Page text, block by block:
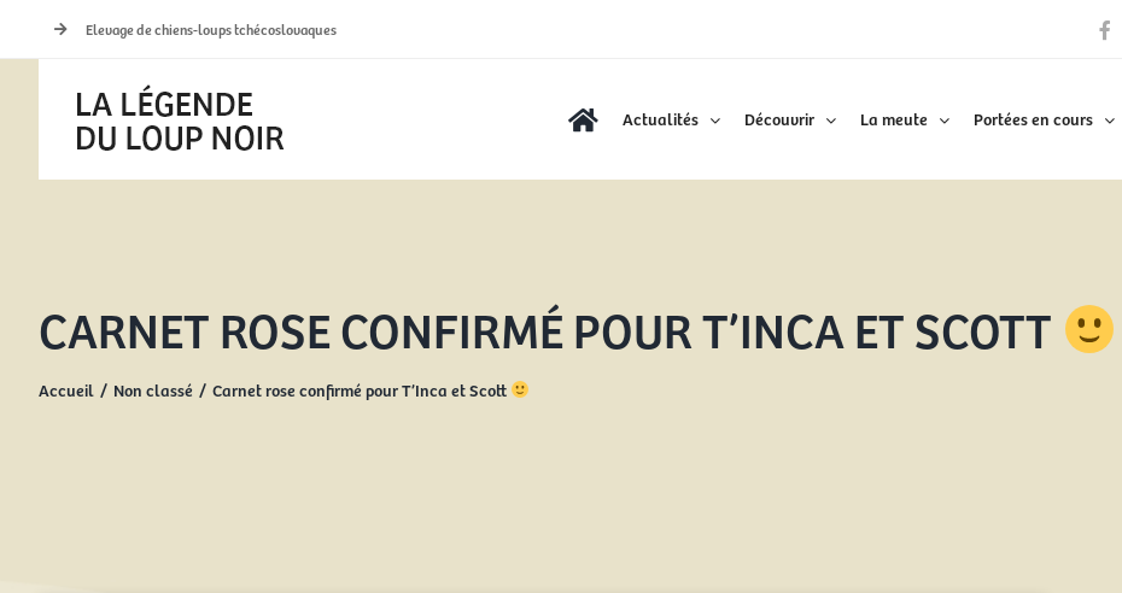
Elevage de chiens-loups tchécoslovaques
Actualités Découvrir La meute Portées en cours
CARNET ROSE CONFIRMÉ POUR T’INCA ET SCOTT
Accueil Non classé Carnet rose confirmé pour T’Inca et Scott